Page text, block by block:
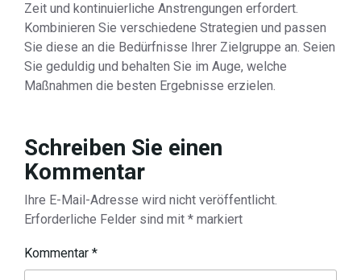
Zeit und kontinuierliche Anstrengungen erfordert.
Kombinieren Sie verschiedene Strategien und passen
Sie diese an die Bedürfnisse Ihrer Zielgruppe an. Seien
Sie geduldig und behalten Sie im Auge, welche
Maßnahmen die besten Ergebnisse erzielen.
Schreiben Sie einen
Kommentar
Ihre E-Mail-Adresse wird nicht veröffentlicht.
Erforderliche Felder sind mit * markiert
Kommentar *